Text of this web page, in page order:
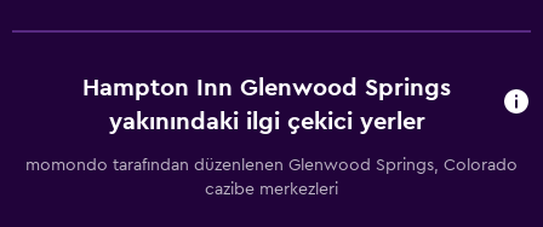
Hampton Inn Glenwood Springs
yakınındaki ilgi çekici yerler
momondo tarafından düzenlenen Glenwood Springs, Colorado
cazibe merkezleri